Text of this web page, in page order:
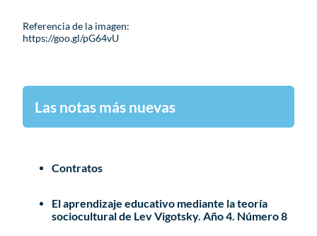
Referencia de la imagen:
https://goo.gl/pG64vU
Las notas más nuevas
Contratos
El aprendizaje educativo mediante la teoría
sociocultural de Lev Vigotsky. Año 4. Número 8